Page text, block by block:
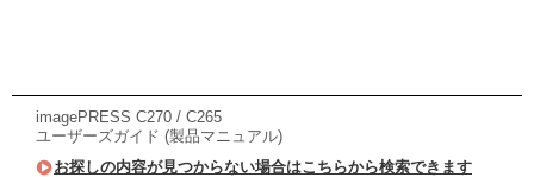
imagePRESS C270 / C265
ユーザーズガイド (製品マニュアル)
お探しの内容が見つからない場合はこちらから検索できます